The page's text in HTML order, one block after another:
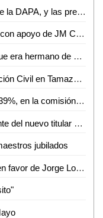
No pagarán aguinaldo a huelguistas de la DAPA, y las prestaciones se entregarán directamente a trabajadores
SLP emblema nacional de Cruz Roja con apoyo de JM Carreras: Suinaga Cárdenas
Encuentran ahorcado a un maestro que era hermano de un funcionario Federal
Masacraron a un elemento de Protección Civil en Tamazunchale
Organismo solicitaba incremento del 39%, en la comisión aprobamos solo el 14%: Angélica Mendoza
Colectivos exigen elección transparente del nuevo titular de Derechos Humanos
jubilados
Líder del PAN muestra su "cargada" en favor de Jorge Lozano